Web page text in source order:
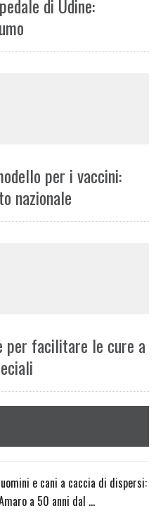
di Udine:
per i vaccini:
nazionale
per facilitare le cure a
e cani a caccia di dispersi:
a 50 anni dal …